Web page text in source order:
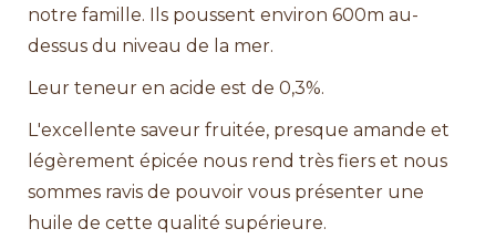
notre famille. Ils poussent environ 600m au-
dessus du niveau de la mer.
Leur teneur en acide est de 0,3%.
L'excellente saveur fruitée, presque amande et
légèrement épicée nous rend très fiers et nous
sommes ravis de pouvoir vous présenter une
huile de cette qualité supérieure.